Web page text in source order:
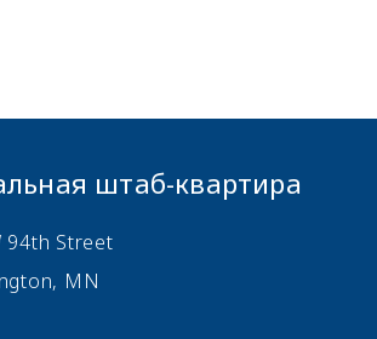
штаб-квартира
94th Street
MN